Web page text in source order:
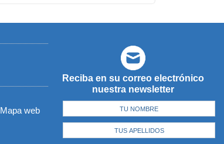
Reciba en su correo electrónico
nuestra newsletter
Mapa web